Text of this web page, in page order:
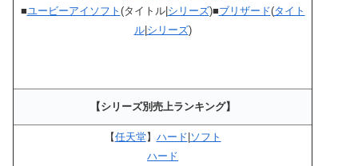
■ユービーアイソフト (タイトル| シリーズ)■ブリザード(タイト
ル| シリーズ)
【シリーズ別売上ランキング】
【任天堂】 ハード ソフト
ハード